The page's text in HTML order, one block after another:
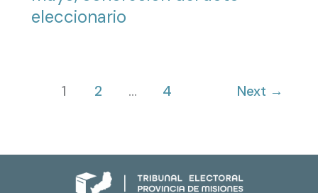
eleccionario
1 2 … 4 Next →